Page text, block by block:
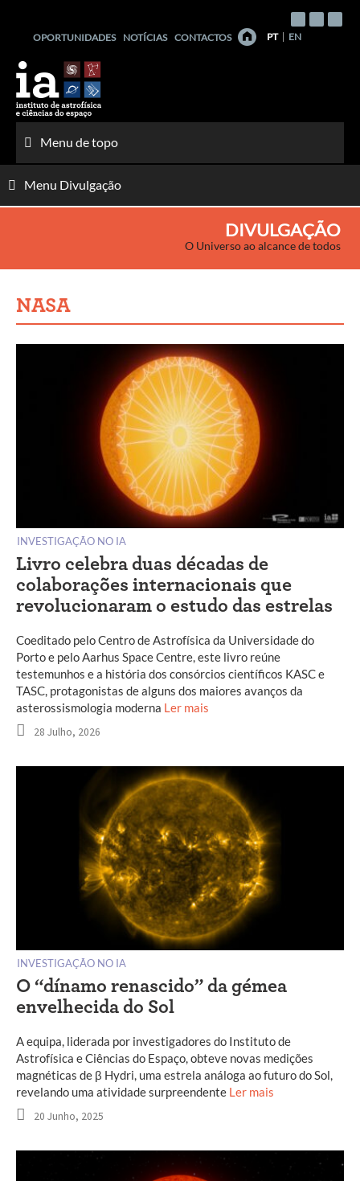
conteúdo
OPORTUNIDADES NOTÍCIAS CONTACTOS PT EN
Menu de topo
Menu Divulgação
DIVULGAÇÃO
O Universo ao alcance de todos
NASA
INVESTIGAÇÃO NO IA
Livro celebra duas décadas de
colaborações internacionais que
revolucionaram o estudo das estrelas
Coeditado pelo Centro de Astrofísica da Universidade do
Porto e pelo Aarhus Space Centre, este livro reúne
testemunhos e a história dos consórcios científicos KASC e
TASC, protagonistas de alguns dos maiores avanços da
asterossismologia moderna Ler mais
28 Julho, 2026
INVESTIGAÇÃO NO IA
O “dínamo renascido” da gémea
envelhecida do Sol
A equipa, liderada por investigadores do Instituto de
Astrofísica e Ciências do Espaço, obteve novas medições
magnéticas de β Hydri, uma estrela análoga ao futuro do Sol,
revelando uma atividade surpreendente Ler mais
20 Junho, 2025